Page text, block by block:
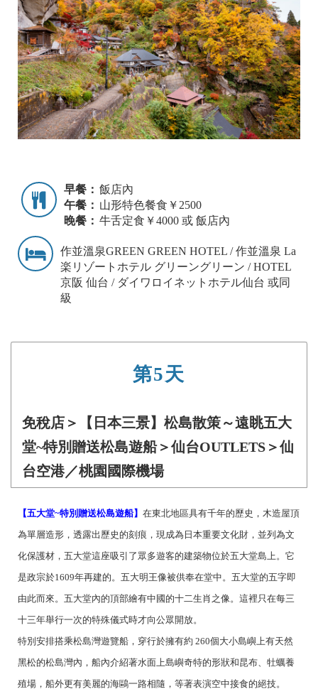
早餐： 飯店內
午餐： 山形特色餐食￥2500
晚餐： 牛舌定食￥4000 或 飯店內
作並溫泉GREEN GREEN HOTEL / 作並溫泉 La
楽リゾートホテル グリーングリーン / HOTEL
京阪 仙台 / ダイワロイネットホテル仙台 或同
級
第5天
免稅店＞【日本三景】松島散策～遠眺五大
堂~特別贈送松島遊船＞仙台OUTLETS＞仙
台空港／桃園國際機場
【五大堂~特別贈送松島遊船】 在東北地區具有千年的歷史，木造屋頂
為單層造形，透露出歷史的刻痕，現成為日本重要文化財，並列為文
化保護材，五大堂這座吸引了眾多遊客的建築物位於五大堂島上。它
是政宗於1609年再建的。五大明王像被供奉在堂中。五大堂的五字即
由此而來。五大堂內的頂部繪有中國的十二生肖之像。這裡只在每三
十三年舉行一次的特殊儀式時才向公眾開放。
特別安排搭乘松島灣遊覽船，穿行於擁有約 260個大小島嶼上有天然
黑松的松島灣內，船內介紹著水面上島嶼奇特的形狀和昆布、牡蠣養
殖場，船外更有美麗的海鷗一路相隨，等著表演空中接食的絕技。